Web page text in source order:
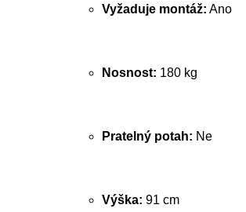
Vyžaduje montáž: Ano
Nosnost: 180 kg
Pratelný potah: Ne
Výška: 91 cm